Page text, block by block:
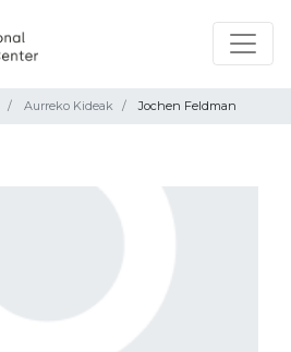
Aurreko Kideak Jochen Feldman